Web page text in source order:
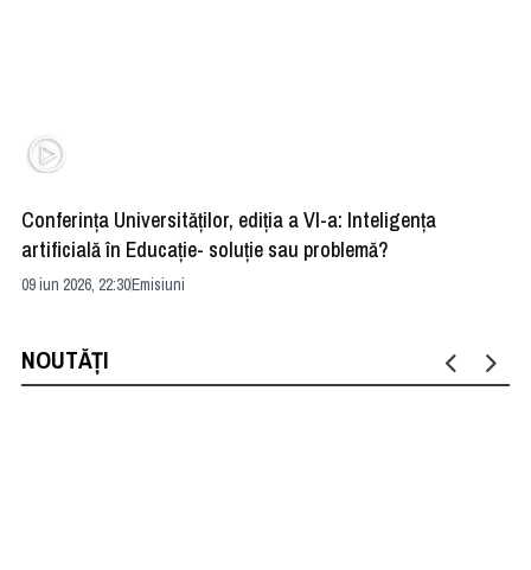
Conferința Universităților, ediția a VI-a: Inteligența
artificială în Educație- soluție sau problemă?
09 iun 2026, 22:30Emisiuni
NOUTĂȚI